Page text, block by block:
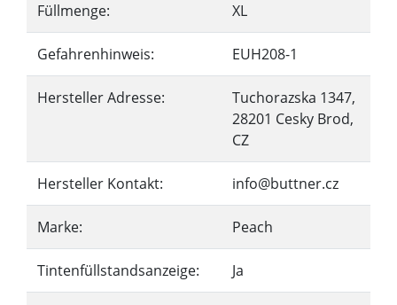
Füllmenge: XL
Gefahrenhinweis: EUH208-1
Hersteller Adresse:
Tuchorazska 1347,
28201 Cesky Brod,
CZ
Hersteller Kontakt: info@buttner.cz
Marke: Peach
Tintenfüllstandsanzeige: Ja